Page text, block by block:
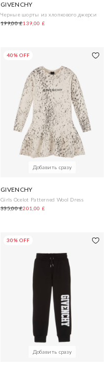
GIVENCHY
Черные шорты из хлопкового джерси
199,00 £139,00 £
40% OFF
Добавить сразу
GIVENCHY
Girls Ocelot Patterned Wool Dress
335,00 £201,00 £
30% OFF
Добавить сразу